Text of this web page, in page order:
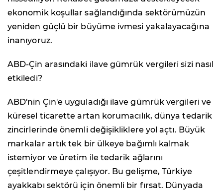
ekonomik koşullar sağlandığında sektörümüzün
yeniden güçlü bir büyüme ivmesi yakalayacağına
inanıyoruz.
ABD-Çin arasındaki ilave gümrük vergileri sizi nasıl
etkiledi?
ABD'nin Çin'e uyguladığı ilave gümrük vergileri ve
küresel ticarette artan korumacılık, dünya tedarik
zincirlerinde önemli değişikliklere yol açtı. Büyük
markalar artık tek bir ülkeye bağımlı kalmak
istemiyor ve üretim ile tedarik ağlarını
çeşitlendirmeye çalışıyor. Bu gelişme, Türkiye
ayakkabı sektörü için önemli bir fırsat. Dünyada